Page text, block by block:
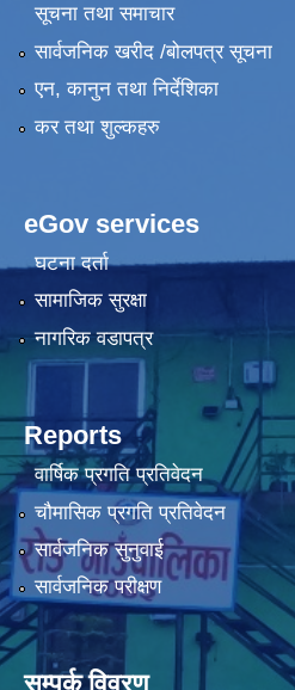
सूचना तथा समाचार
सार्वजनिक खरीद /बोलपत्र सूचना
एन, कानुन तथा निर्देशिका
कर तथा शुल्कहरु
eGov services
घटना दर्ता
सामाजिक सुरक्षा
नागरिक वडापत्र
Reports
वार्षिक प्रगति प्रतिवेदन
चौमासिक प्रगति प्रतिवेदन
सार्वजनिक सुनुवाई
सार्वजनिक परीक्षण
सम्पर्क विवरण